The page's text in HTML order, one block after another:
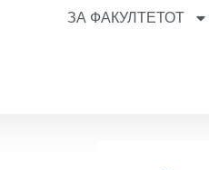
ЗА ФАКУЛТЕТОТ